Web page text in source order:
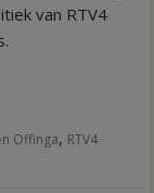
van RTV4
Offinga, RTV4